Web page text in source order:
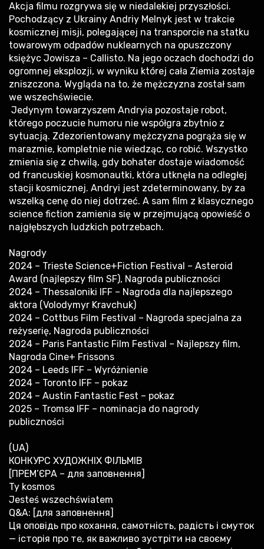
Akcja filmu rozgrywa się w niedalekiej przyszłości.
Pochodzący z Ukrainy Andriy Melnyk jest w trakcie
kosmicznej misji, polegającej na transporcie na statku
towarowym odpadów nuklearnych na opuszczony
księżyc Jowisza – Callisto. Na jego oczach dochodzi do
ogromnej eksplozji, w wyniku której cała Ziemia zostaje
zniszczona. Wygląda na to, że mężczyzna został sam
we wszechświecie.
Jedynym towarzyszem Andryia pozostaje robot,
którego poczucie humoru nie współgra zbytnio z
sytuacją. Zdezorientowany mężczyzna pogrąża się w
marazmie, kompletnie nie wiedząc, co robić. Wszystko
zmienia się z chwilą, gdy bohater dostaje wiadomość
od francuskiej kosmonautki, która utknęła na odległej
stacji kosmicznej. Andryi jest zdeterminowany, by za
wszelką cenę do niej dotrzeć. A sam film z klasycznego
science fiction zamienia się w przejmującą opowieść o
najgłębszych ludzkich potrzebach.
Nagrody
2024 – Trieste Science+Fiction Festival – Asteroid
Award (najlepszy film SF), Nagroda publiczności
2024 – Thessaloniki IFF – Nagroda dla najlepszego
aktora (Volodymyr Kravchuk)
2024 – Cottbus Film Festival – Nagroda specjalna za
reżyserię, Nagroda publiczności
2024 – Paris Fantastic Film Festival – Najlepszy film,
Nagroda Cine+ Frissons
2024 – Leeds IFF – Wyróżnienie
2024 – Toronto IFF – pokaz
2024 – Austin Fantastic Fest – pokaz
2025 – Tromsø IFF – nominacja do nagrody
publiczności
(UA)
КОНКУРС ХУДОЖНІХ ФІЛЬМІВ
[ПРЕМ’ЄРА – для заповнення]
Ty kosmos
Jesteś wszechświatem
Q&A: [для заповнення]
Ця оповідь про кохання, самотність, радість і смуток
— історія про те, як важливо зустріти на своєму